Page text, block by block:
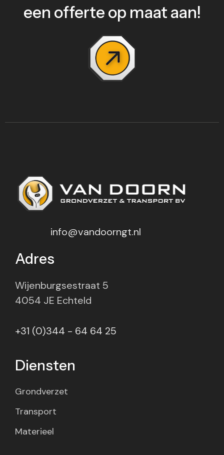
een offerte op maat aan!
info@vandoorngt.nl
Adres
Wijenburgsestraat 5
4054 JE Echteld
+31 (0)344 - 64 64 25
Diensten
Grondverzet
Transport
Materieel